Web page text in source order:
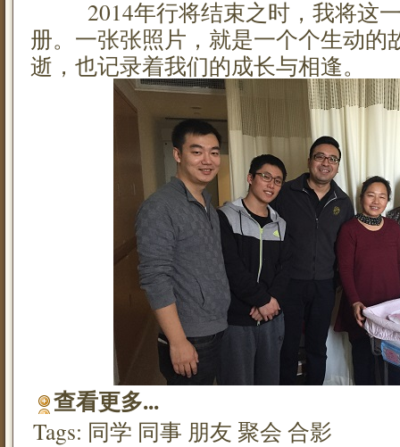
2014年行将结束之时，我将这一
册。一张张照片，就是一个个生动的
逝，也记录着我们的成长与相逢。
查看更多...
Tags: 同学 同事 朋友 聚会 合影